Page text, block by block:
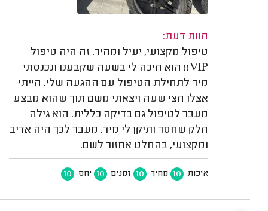
חוות דעת:
טיפול מקצועי, יעיל ומהיר. זה היה טיפול
VIP!! הוא חיכה לי בשעה שקבענו ונכנסתי
מיד לתחילת הטיפול עם ההגעה שלי. הייתי
אצלו חצי שעה ויצאתי משם תוך שהוא מבצע
מעבר לטיפול גם בדיקה כללית. הוא גילה
חלק שחסר ותיקן לי מיד. מעבר לכך היה אדיב
ומקצועי, בהחלט אחזור לשם.
איכות 10 מחיר 10 זמנים 10 יחס 10